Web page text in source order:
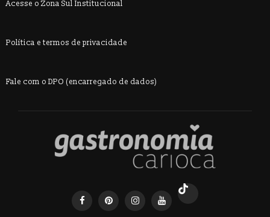
Acesse o Zona Sul Institucional
Política e termos de privacidade
Fale com o DPO (encarregado de dados)